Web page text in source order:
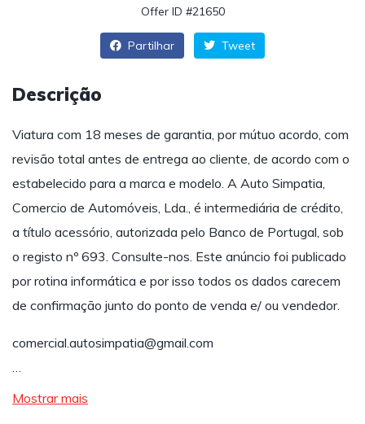
Offer ID #21650
Partilhar Tweet
Descrição
Viatura com 18 meses de garantia, por mútuo acordo, com
revisão total antes de entrega ao cliente, de acordo com o
estabelecido para a marca e modelo. A Auto Simpatia,
Comercio de Automóveis, Lda., é intermediária de crédito,
a título acessório, autorizada pelo Banco de Portugal, sob
o registo nº 693. Consulte-nos. Este anúncio foi publicado
por rotina informática e por isso todos os dados carecem
de confirmação junto do ponto de venda e/ ou vendedor.
comercial.autosimpatia@gmail.com
…
Mostrar mais